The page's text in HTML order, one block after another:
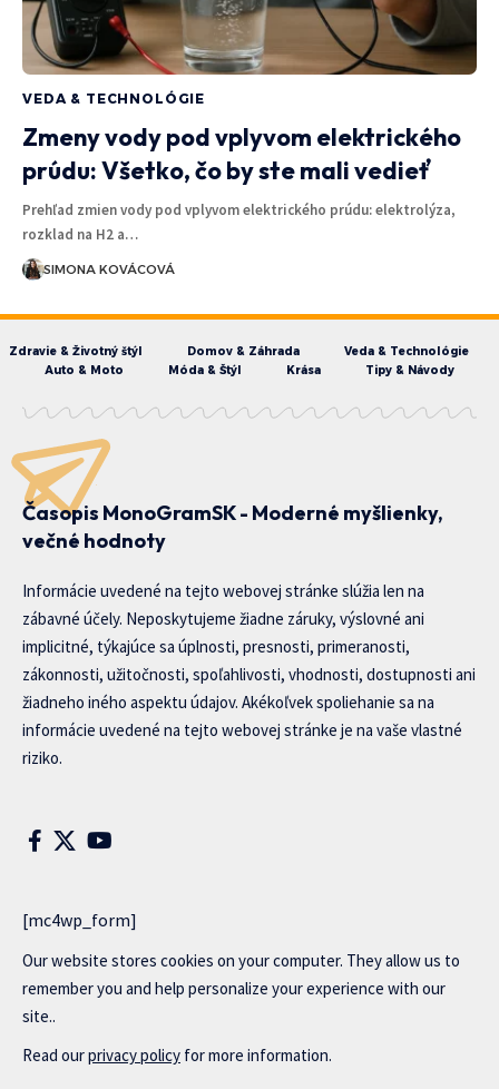
VEDA & TECHNOLÓGIE
Zmeny vody pod vplyvom elektrického
prúdu: Všetko, čo by ste mali vedieť
Prehľad zmien vody pod vplyvom elektrického prúdu: elektrolýza,
rozklad na H2 a…
SIMONA KOVÁCOVÁ
Zdravie & Životný štýl Domov & Záhrada
Veda & Technológie
Auto & Moto
Móda & Štýl Krása Tipy & Návody
Časopis MonoGramSK - Moderné myšlienky,
večné hodnoty
Informácie uvedené na tejto webovej stránke slúžia len na
zábavné účely. Neposkytujeme žiadne záruky, výslovné ani
implicitné, týkajúce sa úplnosti, presnosti, primeranosti,
zákonnosti, užitočnosti, spoľahlivosti, vhodnosti, dostupnosti ani
žiadneho iného aspektu údajov. Akékoľvek spoliehanie sa na
informácie uvedené na tejto webovej stránke je na vaše vlastné
riziko.
[mc4wp_form]
Our website stores cookies on your computer. They allow us to
remember you and help personalize your experience with our
site..
Read ourprivacy policy for more information.